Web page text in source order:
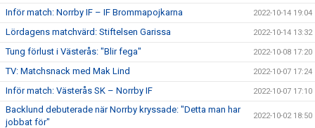
Inför match: Norrby IF – IF Brommapojkarna 2022-10-14 19:04
Lördagens matchvärd: Stiftelsen Garissa 2022-10-14 13:32
Tung förlust i Västerås: "Blir fega" 2022-10-08 17:20
TV: Matchsnack med Mak Lind 2022-10-07 17:24
Inför match: Västerås SK – Norrby IF 2022-10-07 17:10
Backlund debuterade när Norrby kryssade: "Detta man har
jobbat för"
2022-10-02 18:50